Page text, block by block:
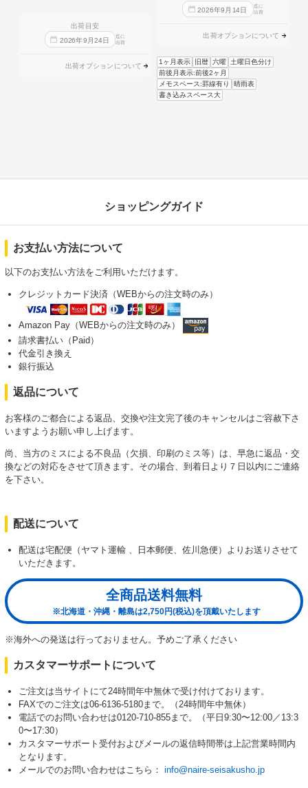
出荷目安
2026年9 月24日
迄に
出荷
出荷オプションについて
2026年9 月 14日
迄に
出荷
出荷オプションについて
1ヶ月表示 旧暦 六曜
土曜日色分け
前後月表示:前後2ヶ月
メモスペース:罫線有り
晴雨表
書き込みスペース大
ショッピングガイド
お支払い方法について
以下のお支払い方法をご利用いただけます。
クレジットカード決済（WEBからの注文時のみ）
Amazon Pay（WEBからの注文時のみ）
請求書払い（Paid）
代金引き換え
銀行振込
返品について
お客様のご都合による返品、交換や注文完了後のキャンセルはご容赦下さ
いますようお願い申し上げます。
尚、当方のミスによる不良品（欠損、印刷のミス等）は、早急に返品・交
換などの対応をさせて頂きます。その場合、到着日より７日以内にご連絡
を下さい。
配送について
配送は宅配便（ヤマト運輸 、日本郵便、佐川急便）よりお送りさせて
いただきます。
全商品送料無料
※北海道・沖縄・離島は2,750円(税込)を頂戴いたします
※海外への発送は行っておりません。予めご了承ください
カスタマーサポートについて
ご注文は当サイトにて24時間年中無休で受け付けております。
FAXでのご注文は06-6136-5180まで。（24時間年中無休）
電話でのお問い合わせは0120-710-855まで。（平日9:30〜12:00／13:3
0〜17:30）
カスタマーサポート受付およびメールの返信時間帯は上記営業時間内
となります。
メールでのお問い合わせはこちら： info@naire-seisakusho.jp